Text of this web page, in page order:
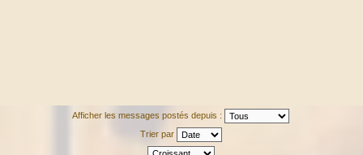
Afficher les messages postés depuis :
Trier par